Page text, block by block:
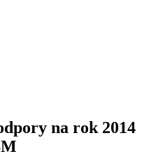
na rok 2014